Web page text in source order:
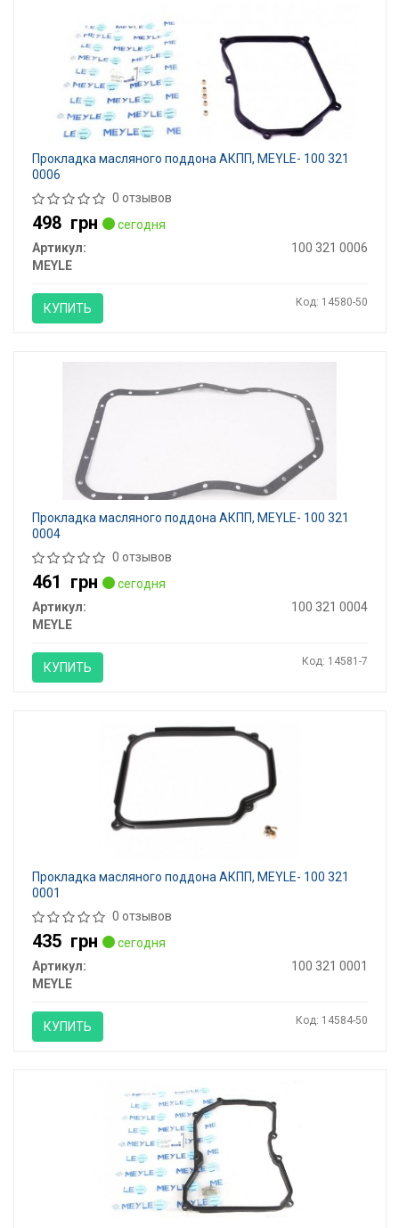
Прокладка масляного поддона АКПП, MEYLE- 100 321
0006
0 отзывов
498 грн
сегодня
Артикул:
100 321 0006
MEYLE
КУПИТЬ Код: 14580-50
Прокладка масляного поддона АКПП, MEYLE- 100 321
0004
0 отзывов
461 грн
сегодня
Артикул:
100 321 0004
MEYLE
КУПИТЬ Код: 14581-7
Прокладка масляного поддона АКПП, MEYLE- 100 321
0001
0 отзывов
435 грн
сегодня
Артикул:
100 321 0001
MEYLE
КУПИТЬ Код: 14584-50